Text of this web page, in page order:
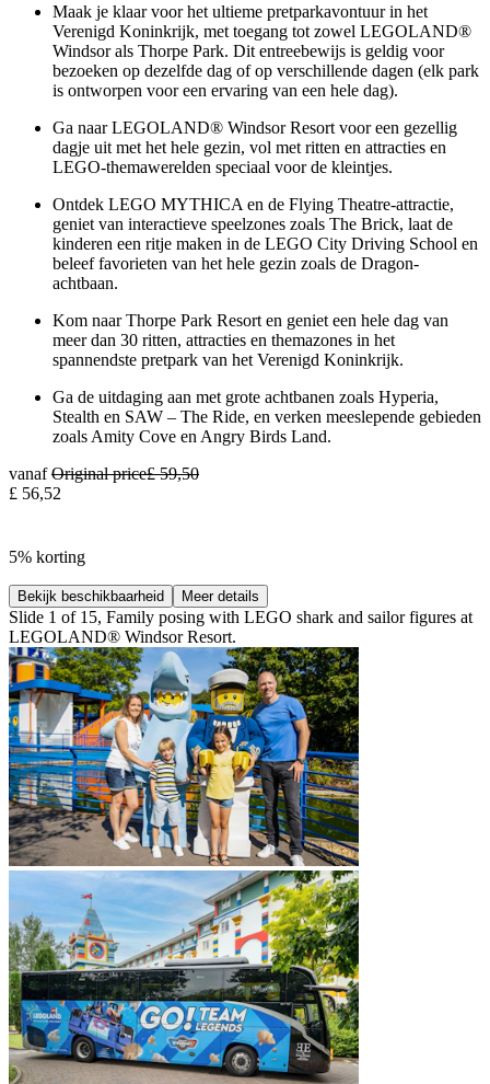
Maak je klaar voor het ultieme pretparkavontuur in het
Verenigd Koninkrijk, met toegang tot zowel LEGOLAND®
Windsor als Thorpe Park. Dit entreebewijs is geldig voor
bezoeken op dezelfde dag of op verschillende dagen (elk park
is ontworpen voor een ervaring van een hele dag).
Ga naar LEGOLAND® Windsor Resort voor een gezellig
dagje uit met het hele gezin, vol met ritten en attracties en
LEGO-themawerelden speciaal voor de kleintjes.
Ontdek LEGO MYTHICA en de Flying Theatre-attractie,
geniet van interactieve speelzones zoals The Brick, laat de
kinderen een ritje maken in de LEGO City Driving School en
beleef favorieten van het hele gezin zoals de Dragon-
achtbaan.
Kom naar Thorpe Park Resort en geniet een hele dag van
meer dan 30 ritten, attracties en themazones in het
spannendste pretpark van het Verenigd Koninkrijk.
Ga de uitdaging aan met grote achtbanen zoals Hyperia,
Stealth en SAW – The Ride, en verken meeslepende gebieden
zoals Amity Cove en Angry Birds Land.
vanafOriginal price£ 59,50
£ 56,52
5% korting
Bekijk beschikbaarheid Meer details
Slide 1 of 15, Family posing with LEGO shark and sailor figures at
LEGOLAND® Windsor Resort.